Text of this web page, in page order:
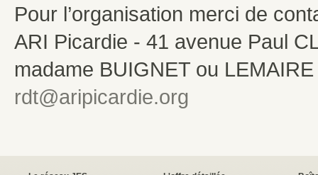
Pour l’organisation merci de
ARI Picardie - 41 avenue Paul
madame BUIGNET ou
rdt@aripicardie.org